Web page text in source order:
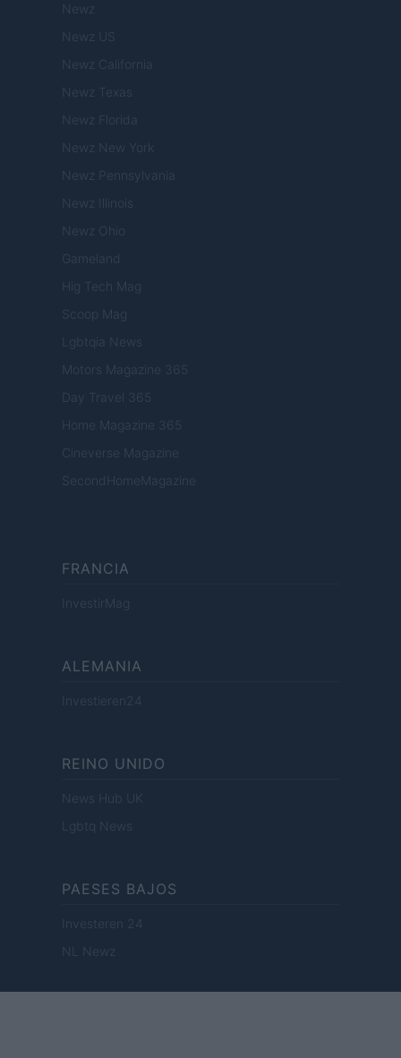
Newz
Newz US
Newz California
Newz Texas
Newz Florida
Newz New York
Newz Pennsylvania
Newz Illinois
Newz Ohio
Gameland
Hig Tech Mag
Scoop Mag
Lgbtqia News
Motors Magazine 365
Day Travel 365
Home Magazine 365
Cineverse Magazine
SecondHomeMagazine
FRANCIA
InvestirMag
ALEMANIA
Investieren24
REINO UNIDO
News Hub UK
Lgbtq News
PAESES BAJOS
Investeren 24
NL Newz